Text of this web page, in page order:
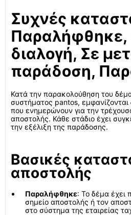
Συχνές
Παραλήφθηκε,
διαλογή, Σε
παράδοση,
Κατά την παρακολούθηση του
συστήματος pantos,
που ενημερώνουν για την
αποστολής. Κάθε στάδιο έχει
την εξέλιξη της παράδοσης.
Βασικές
αποστολής
Παραλήφθηκε: Το δέμα έχει
σημείο αποστολής ή τον
στο σύστημα της εταιρείας